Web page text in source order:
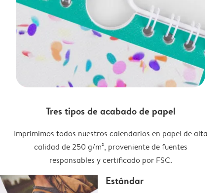
Tres tipos de acabado de papel
Imprimimos todos nuestros calendarios en papel de alta
calidad de 250 g/m², proveniente de fuentes
responsables y certificado por FSC.
Estándar